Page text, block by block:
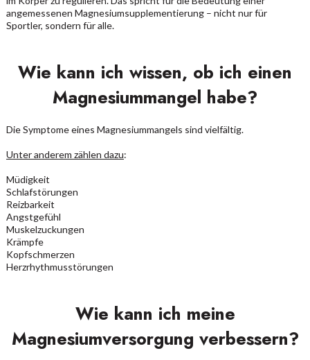
angemessenen Magnesiumsupplementierung – nicht nur für
Sportler, sondern für alle.
Wie kann ich wissen, ob ich einen
Magnesiummangel habe?
Die Symptome eines Magnesiummangels sind vielfältig.
Unter anderem zählen dazu:
Müdigkeit
Schlafstörungen
Reizbarkeit
Angstgefühl
Muskelzuckungen
Krämpfe
Kopfschmerzen
Herzrhythmusstörungen
Wie kann ich meine
Magnesiumversorgung verbessern?